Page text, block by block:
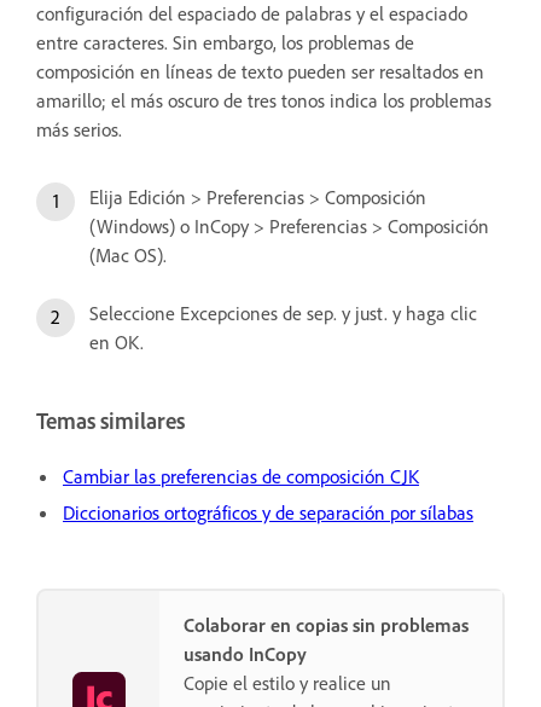
configuración del espaciado de palabras y el espaciado
entre caracteres. Sin embargo, los problemas de
composición en líneas de texto pueden ser resaltados en
amarillo; el más oscuro de tres tonos indica los problemas
más serios.
Elija Edición > Preferencias > Composición
(Windows) o InCopy > Preferencias > Composición
(Mac OS).
Seleccione Excepciones de sep. y just. y haga clic
en OK.
Temas similares
Cambiar las preferencias de composición CJK
Diccionarios ortográficos y de separación por sílabas
Colaborar en copias sin problemas
usando InCopy
Copie el estilo y realice un